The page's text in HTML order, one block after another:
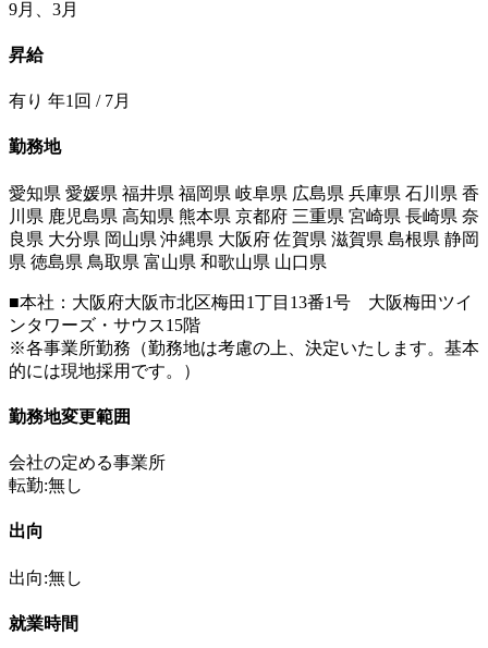
9月、3月
昇給
有り 年1回 / 7月
勤務地
愛知県 愛媛県 福井県 福岡県 岐阜県 広島県 兵庫県 石川県 香
川県 鹿児島県 高知県 熊本県 京都府 三重県 宮崎県 長崎県 奈
良県 大分県 岡山県 沖縄県 大阪府 佐賀県 滋賀県 島根県 静岡
県 徳島県 鳥取県 富山県 和歌山県 山口県
■本社：大阪府大阪市北区梅田1丁目13番1号 大阪梅田ツイ
ンタワーズ・サウス15階
※各事業所勤務（勤務地は考慮の上、決定いたします。基本
的には現地採用です。）
勤務地変更範囲
会社の定める事業所
転勤:無し
出向
出向:無し
就業時間